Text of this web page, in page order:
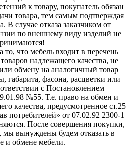
к товару, покупатель обязан
товара, тем самым подтверждая
В случае отказа заказчиком от
по внешнему виду изделий не
что мебель входит в перечень
надлежащего качества, не
обмену на аналогичный товар
габарита, фасона, расцветки или
с Постановлением
№55. Т.е. право на обмен и
качества, предусмотренное ст.25
потребителей» от 07.02.92 2300-1
После совершения покупки,
мы вынуждены будем отказать в
и обмене мебели.